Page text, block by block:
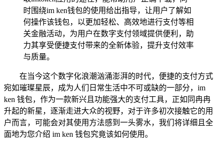
时围绕im ken钱包的使用给出指导，让用户了解如
何操作该钱包，以更加轻松、高效地进行支付等相
关金融活动，为用户在数字支付领域提供便利，助
力其享受便捷支付带来的全新体验，提升支付效率
与质量。
在当今这个数字化浪潮汹涌澎湃的时代，便捷的支付方式
宛如璀璨星辰，成为人们日常生活中不可或缺的一部分，im
ken 钱包，作为一款新兴且功能强大的支付工具，正如同冉冉
升起的新星，逐渐走进大众的视野，对于许多初次接触它的用
户而言，可能会对其使用方法感到一头雾水，我们将详细且全
面地为您介绍 im ken 钱包究竟该如何使用。